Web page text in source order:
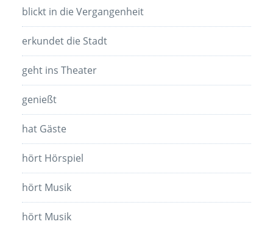
blickt in die Vergangenheit
erkundet die Stadt
geht ins Theater
genießt
hat Gäste
hört Hörspiel
hört Musik
hört Musik